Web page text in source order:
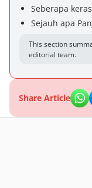
Seberapa
Sejauh apa
This section
editorial team.
Share Article